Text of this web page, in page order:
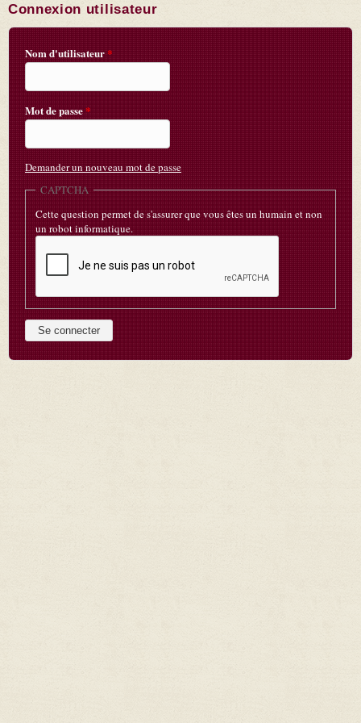
Connexion utilisateur
Nom d'utilisateur*
Mot de passe*
Demander un nouveau mot de passe
CAPTCHA
Cette question permet de s'assurer que vous êtes un humain et non
un robot informatique.